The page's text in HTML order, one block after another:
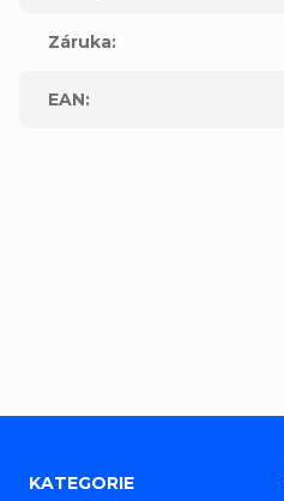
Záruka:
EAN:
KATEGORIE